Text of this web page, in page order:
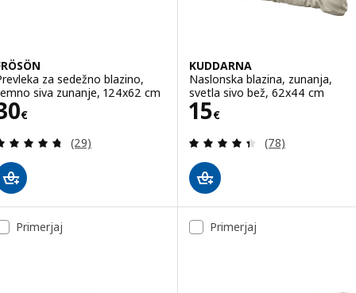
za sedežno blazino,
siva zunanje, 124x62 cm
€ 30€
Pregled: 4.7 iz 5 zvezde. Skupno število
(29)
KUDDARNA
Naslonska blazina, zunanja,
svetla sivo bež, 62x44 cm
15€
Cena 15€
Pregled: 4.4 iz
(78)
Primerjaj Primerjaj